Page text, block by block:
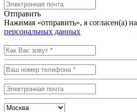
Отправить
Нажимая «отправить», я согласен(а) на
персональных данных